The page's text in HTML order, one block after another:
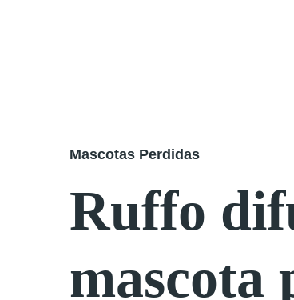
Mascotas Perdidas​
Ruffo
mascota